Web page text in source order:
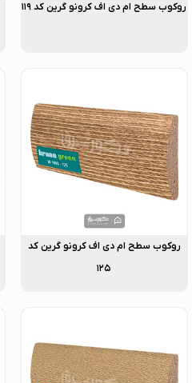
روکوب سطح ام دی اف کرونو گرین کد ۱۱۹
روکوب سطح ام دی اف کرونو گرین کد
۱۲۵